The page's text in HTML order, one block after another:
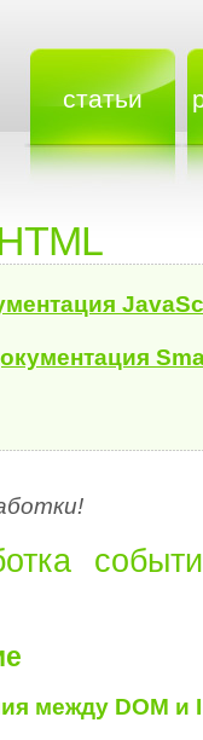
статьи
между DOM и